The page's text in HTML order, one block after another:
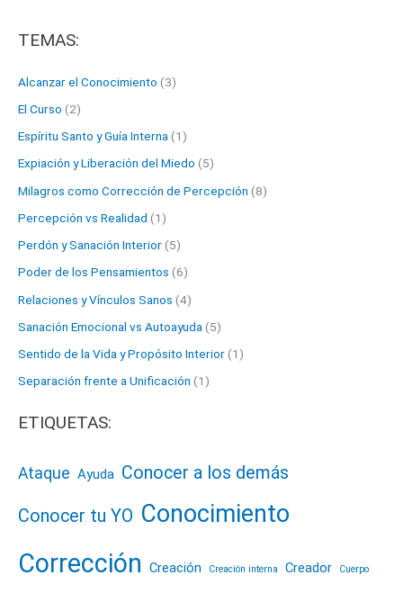
TEMAS:
Alcanzar el Conocimiento (3)
El Curso (2)
Espíritu Santo y Guía Interna (1)
Expiación y Liberación del Miedo (5)
Milagros como Corrección de Percepción (8)
Percepción vs Realidad (1)
Perdón y Sanación Interior (5)
Poder de los Pensamientos (6)
Relaciones y Vínculos Sanos (4)
Sanación Emocional vs Autoayuda (5)
Sentido de la Vida y Propósito Interior (1)
Separación frente a Unificación (1)
ETIQUETAS:
Ataque Ayuda Conocer a los demás
Conocer tu YO Conocimiento
Corrección Creación Creación interna Creador Cuerpo